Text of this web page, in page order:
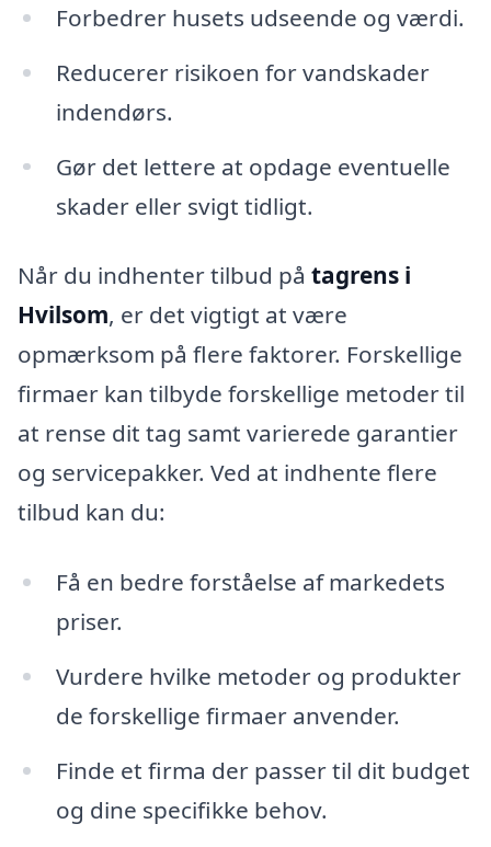
Forbedrer husets udseende og værdi.
Reducerer risikoen for vandskader
indendørs.
Gør det lettere at opdage eventuelle
skader eller svigt tidligt.
Når du indhenter tilbud på tagrens i
Hvilsom, er det vigtigt at være
opmærksom på flere faktorer. Forskellige
firmaer kan tilbyde forskellige metoder til
at rense dit tag samt varierede garantier
og servicepakker. Ved at indhente flere
tilbud kan du:
Få en bedre forståelse af markedets
priser.
Vurdere hvilke metoder og produkter
de forskellige firmaer anvender.
Finde et firma der passer til dit budget
og dine specifikke behov.